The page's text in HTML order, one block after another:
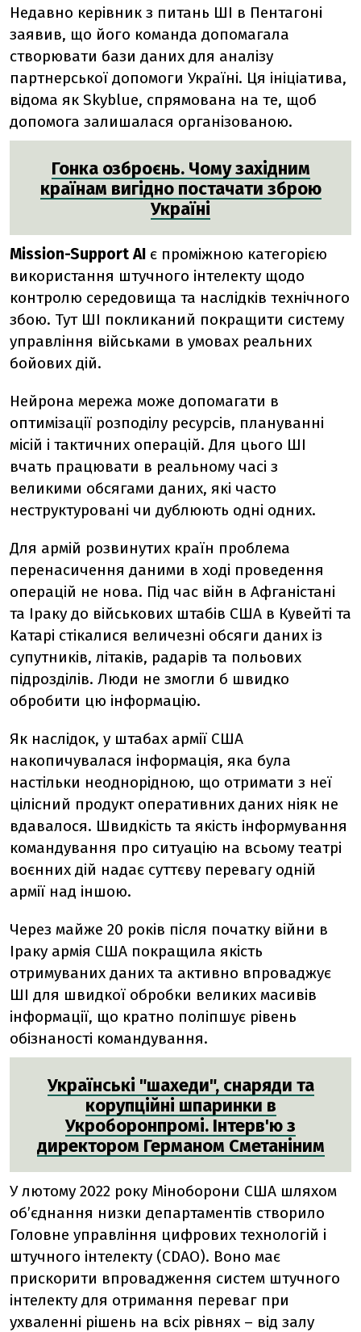
Недавно керівник з питань ШІ в Пентагоні
заявив, що його команда допомагала
створювати бази даних для аналізу
партнерської допомоги Україні. Ця ініціатива,
відома як Skyblue, спрямована на те, щоб
допомога залишалася організованою.
Гонка озброєнь. Чому західним
країнам вигідно постачати зброю
Україні
Mission-Support AI є проміжною категорією
використання штучного інтелекту щодо
контролю середовища та наслідків технічного
збою. Тут ШІ покликаний покращити систему
управління військами в умовах реальних
бойових дій.
Нейрона мережа може допомагати в
оптимізації розподілу ресурсів, плануванні
місій і тактичних операцій. Для цього ШІ
вчать працювати в реальному часі з
великими обсягами даних, які часто
неструктуровані чи дублюють одні одних.
Для армій розвинутих країн проблема
перенасичення даними в ході проведення
операцій не нова. Під час війн в Афганістані
та Іраку до військових штабів США в Кувейті та
Катарі стікалися величезні обсяги даних із
супутників, літаків, радарів та польових
підрозділів. Люди не змогли б швидко
обробити цю інформацію.
Як наслідок, у штабах армії США
накопичувалася інформація, яка була
настільки неоднорідною, що отримати з неї
цілісний продукт оперативних даних ніяк не
вдавалося. Швидкість та якість інформування
командування про ситуацію на всьому театрі
воєнних дій надає суттєву перевагу одній
армії над іншою.
Через майже 20 років після початку війни в
Іраку армія США покращила якість
отримуваних даних та активно впроваджує
ШІ для швидкої обробки великих масивів
інформації, що кратно поліпшує рівень
обізнаності командування.
Українські "шахеди", снаряди та
корупційні шпаринки в
Укроборонпромі. Інтерв'ю з
директором Германом Сметаніним
У лютому 2022 року Міноборони США шляхом
обʼєднання низки департаментів створило
Головне управління цифрових технологій і
штучного інтелекту (CDAO). Воно має
прискорити впровадження систем штучного
інтелекту для отримання переваг при
ухваленні рішень на всіх рівнях – від залу